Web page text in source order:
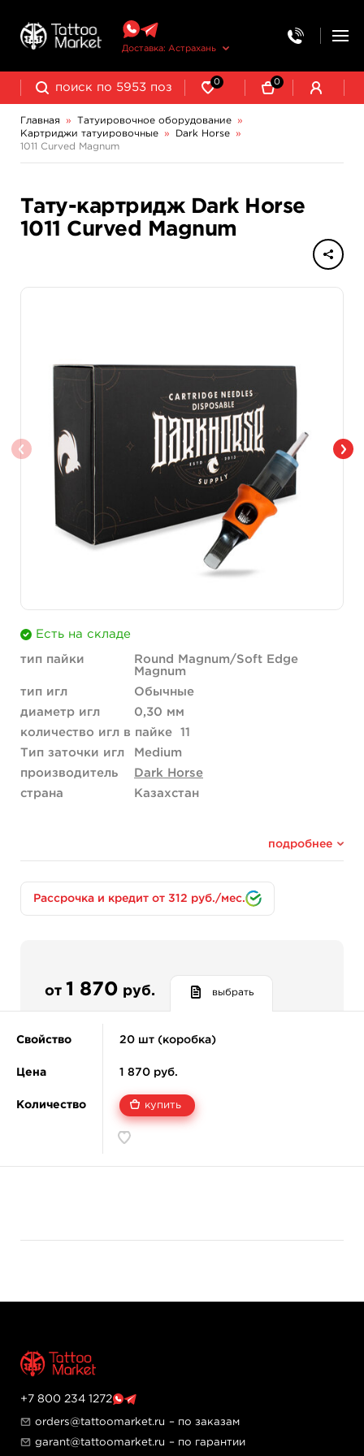
Доставка: Астрахань
0 0
Главная » Татуировочное оборудование
»
Картриджи татуировочные
» Dark Horse
»
1011 Curved Magnum
Тату-картридж Dark Horse
1011 Curved Magnum
Есть на складе
тип пайки
Round Magnum/Soft Edge
Magnum
тип игл
Обычные
диаметр игл
0,30 мм
количество игл в пайке
11
Тип заточки игл
Medium
производитель
Dark Horse
страна
Казахстан
подробнее
Рассрочка и кредит от 312 руб./мес.
от 1 870 руб. выбрать
Свойство
Цена
Количество
20 шт (коробка)
1 870 руб.
купить
+7 800 234 1272
orders@tattoomarket.ru – по заказам
garant@tattoomarket.ru – по гарантии